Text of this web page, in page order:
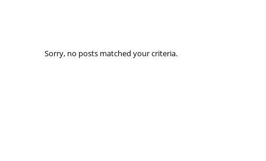
Sorry, no posts matched your criteria.